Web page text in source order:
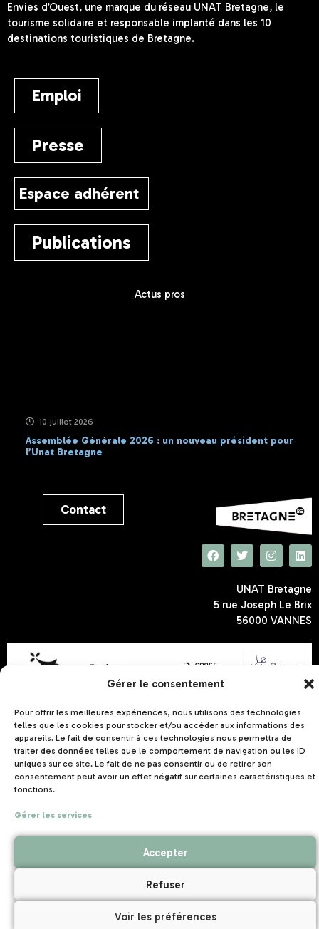
Gérer le consentement
Pour offrir les meilleures expériences, nous utilisons des technologies
telles que les cookies pour stocker et/ou accéder aux informations des
appareils. Le fait de consentir à ces technologies nous permettra de
traiter des données telles que le comportement de navigation ou les ID
uniques sur ce site. Le fait de ne pas consentir ou de retirer son
consentement peut avoir un effet négatif sur certaines caractéristiques et
fonctions.
Gérer les services
Accepter
Refuser
Voir les préférences
Envies d’Ouest, une marque du réseau UNAT Bretagne, le
tourisme solidaire et responsable implanté dans les 10
destinations touristiques de Bretagne.
Emploi
Presse
Espace adhérent
Publications
Actus pros
10 juillet 2026
Assemblée Générale 2026 : un nouveau président pour
l’Unat Bretagne
Contact
UNAT Bretagne
5 rue Joseph Le Brix
56000 VANNES
Mentions légales–Politique de confidentialité–
Création de site internet Nantes